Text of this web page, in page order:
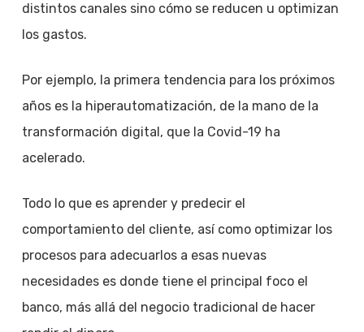
distintos canales sino cómo se reducen u optimizan
los gastos.
Por ejemplo, la primera tendencia para los próximos
años es la hiperautomatización, de la mano de la
transformación digital, que la Covid-19 ha
acelerado.
Todo lo que es aprender y predecir el
comportamiento del cliente, así como optimizar los
procesos para adecuarlos a esas nuevas
necesidades es donde tiene el principal foco el
banco, más allá del negocio tradicional de hacer